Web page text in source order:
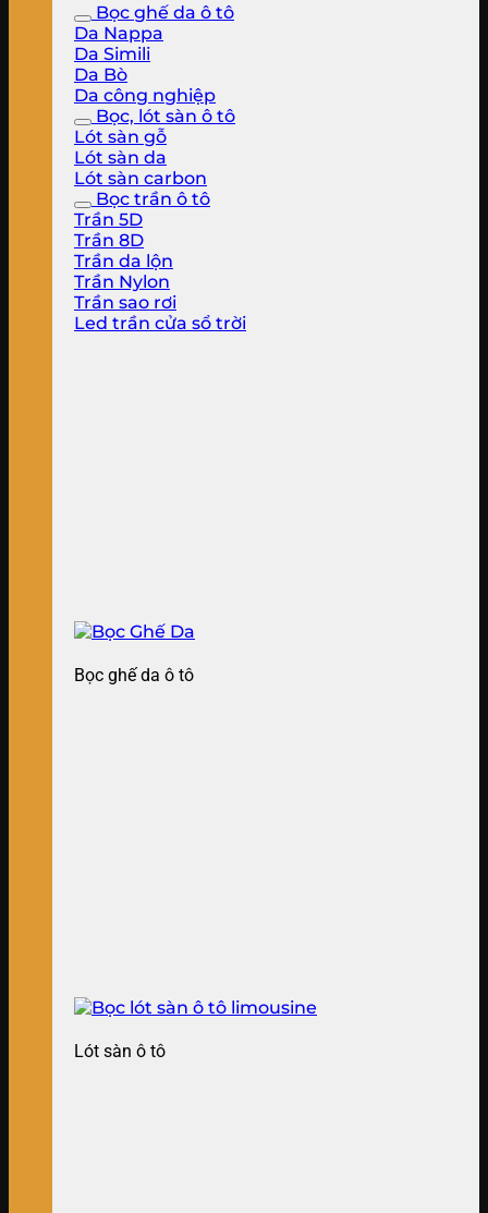
Bọc ghế da ô tô
Da Nappa
Da Simili
Da Bò
Da công nghiệp
Bọc, lót sàn ô tô
Lót sàn gỗ
Lót sàn da
Lót sàn carbon
Bọc trần ô tô
Trần 5D
Trần 8D
Trần da lộn
Trần Nylon
Trần sao rơi
Led trần cửa sổ trời
Bọc ghế da ô tô
Lót sàn ô tô